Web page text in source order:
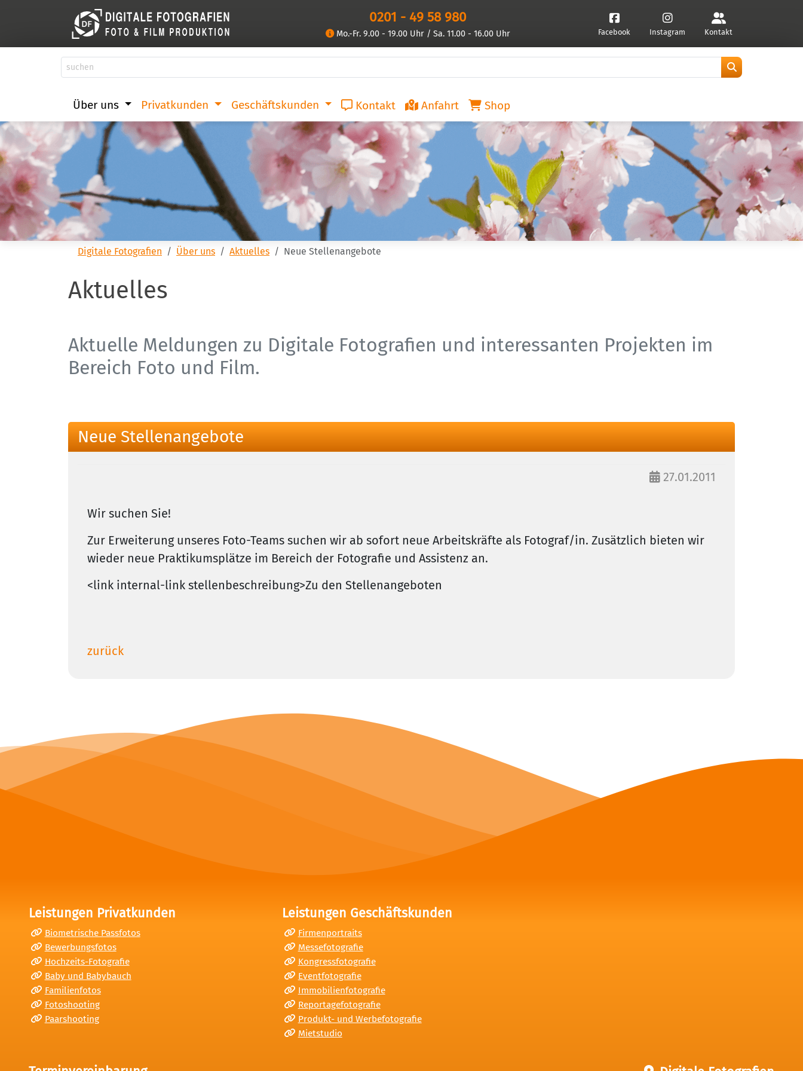
0201 - 49 58 980
Mo.-Fr. 9.00 - 19.00 Uhr / Sa. 11.00 - 16.00 Uhr Facebook Instagram Kontakt
Über uns Privatkunden Geschäftskunden Kontakt Anfahrt Shop
Digitale Fotografien Über uns Aktuelles Neue Stellenangebote
Aktuelles
Aktuelle Meldungen zu Digitale Fotografien und interessanten Projekten im
Bereich Foto und Film.
Neue Stellenangebote
27.01.2011
Wir suchen Sie!
Zur Erweiterung unseres Foto-Teams suchen wir ab sofort neue Arbeitskräfte als Fotograf/in. Zusätzlich bieten wir
wieder neue Praktikumsplätze im Bereich der Fotografie und Assistenz an.
<link internal-link stellenbeschreibung>Zu den Stellenangeboten
zurück
Leistungen Privatkunden
Biometrische Passfotos
Bewerbungsfotos
Hochzeits-Fotografie
Baby und Babybauch
Familienfotos
Fotoshooting
Paarshooting
Leistungen Geschäftskunden
Firmenportraits
Messefotografie
Kongressfotografie
Eventfotografie
Immobilienfotografie
Reportagefotografie
Produkt- und Werbefotografie
Mietstudio